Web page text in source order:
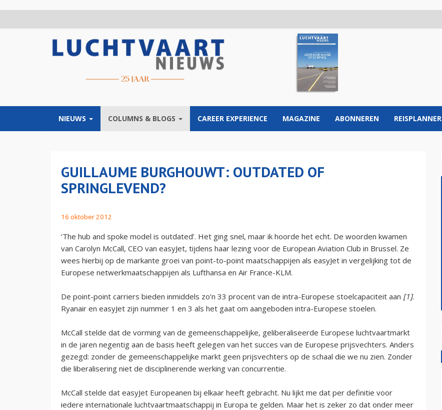
NIEUWS COLUMNS & BLOGS CAREER EXPERIENCE MAGAZINE ABONNEREN REISPLANNER
GUILLAUME BURGHOUWT: OUTDATED OF
SPRINGLEVEND?
16 oktober 2012
‘The hub and spoke model is outdated’. Het ging snel, maar ik hoorde het echt. De woorden kwamen
van Carolyn McCall, CEO van easyJet, tijdens haar lezing voor de European Aviation Club in Brussel. Ze
wees hierbij op de markante groei van point-to-point maatschappijen als easyJet in vergelijking tot de
Europese netwerkmaatschappijen als Lufthansa en Air France-KLM.
De point-point carriers bieden inmiddels zo’n 33 procent van de intra-Europese stoelcapaciteit aan [1].
Ryanair en easyJet zijn nummer 1 en 3 als het gaat om aangeboden intra-Europese stoelen.
McCall stelde dat de vorming van de gemeenschappelijke, geliberaliseerde Europese luchtvaartmarkt
in de jaren negentig aan de basis heeft gelegen van het succes van de Europese prijsvechters. Anders
gezegd: zonder de gemeenschappelijke markt geen prijsvechters op de schaal die we nu zien. Zonder
die liberalisering niet de disciplinerende werking van concurrentie.
McCall stelde dat easyJet Europeanen bij elkaar heeft gebracht. Nu lijkt me dat per definitie voor
iedere internationale luchtvaartmaatschappij in Europa te gelden. Maar het is zeker zo dat onder meer